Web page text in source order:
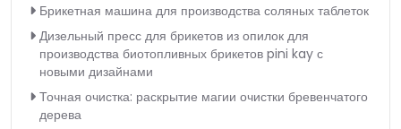
Брикетная машина для производства соляных таблеток
Дизельный пресс для брикетов из опилок для
производства биотопливных брикетов pini kay с
новыми дизайнами
Точная очистка: раскрытие магии очистки бревенчатого
дерева